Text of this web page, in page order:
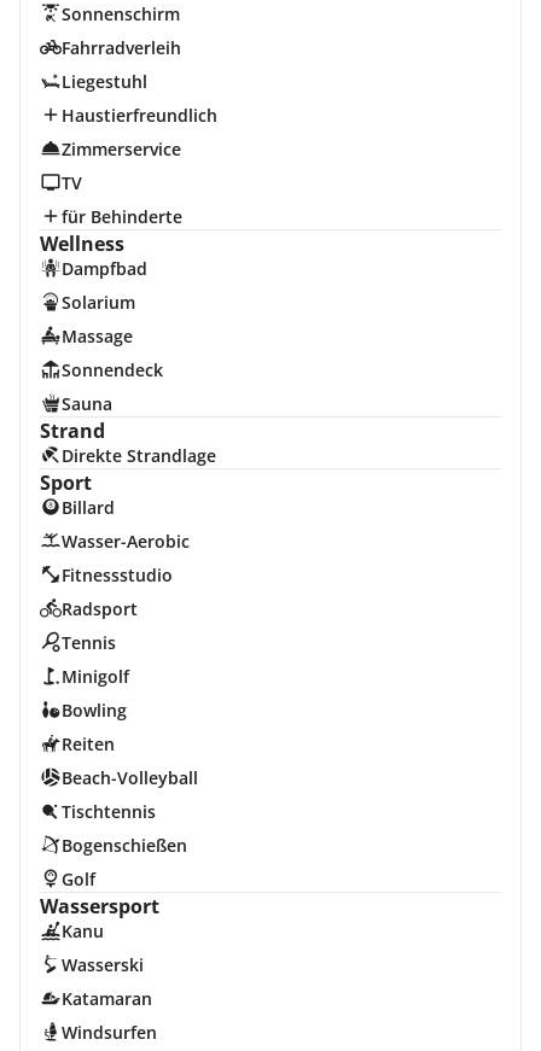
Sonnenschirm
Fahrradverleih
Liegestuhl
Haustierfreundlich
Zimmerservice
TV
für Behinderte
Wellness
Dampfbad
Solarium
Massage
Sonnendeck
Sauna
Strand
Direkte Strandlage
Sport
Billard
Wasser-Aerobic
Fitnessstudio
Radsport
Tennis
Minigolf
Bowling
Reiten
Beach-Volleyball
Tischtennis
Bogenschießen
Golf
Wassersport
Kanu
Wasserski
Katamaran
Windsurfen